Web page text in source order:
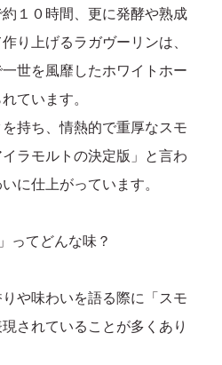
１０時間、更に発酵や熟成
り上げるラガヴーリンは、
世を風靡したホワイトホー
ています。
持ち、情熱的で重厚なスモ
ラモルトの決定版」と言わ
に仕上がっています。
ってどんな味？
や味わいを語る際に「スモ
されていることが多くあり